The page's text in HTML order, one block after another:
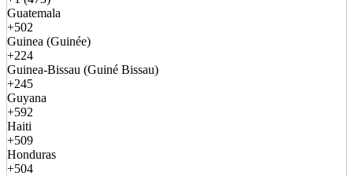
Guatemala
+502
Guinea (Guinée)
+224
Guinea-Bissau (Guiné Bissau)
+245
Guyana
+592
Haiti
+509
Honduras
+504